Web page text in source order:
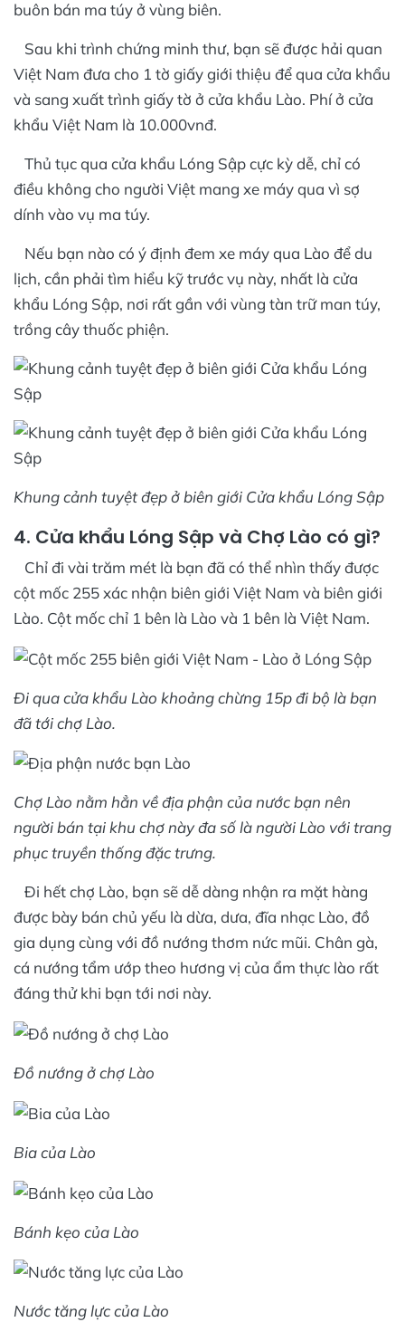
buôn bán ma túy ở vùng biên.
Sau khi trình chứng minh thư, bạn sẽ được hải quan
Việt Nam đưa cho 1 tờ giấy giới thiệu để qua cửa khẩu
và sang xuất trình giấy tờ ở cửa khẩu Lào. Phí ở cửa
khẩu Việt Nam là 10.000vnđ.
Thủ tục qua cửa khẩu Lóng Sập cực kỳ dễ, chỉ có
điều không cho người Việt mang xe máy qua vì sợ
dính vào vụ ma túy.
Nếu bạn nào có ý định đem xe máy qua Lào để du
lịch, cần phải tìm hiểu kỹ trước vụ này, nhất là cửa
khẩu Lóng Sập, nơi rất gần với vùng tàn trữ man túy,
trồng cây thuốc phiện.
Khung cảnh tuyệt đẹp ở biên giới Cửa khẩu Lóng Sập
4. Cửa khẩu Lóng Sập và Chợ Lào có gì?
Chỉ đi vài trăm mét là bạn đã có thể nhìn thấy được
cột mốc 255 xác nhận biên giới Việt Nam và biên giới
Lào. Cột mốc chỉ 1 bên là Lào và 1 bên là Việt Nam.
Đi qua cửa khẩu Lào khoảng chừng 15p đi bộ là bạn
đã tới chợ Lào.
Chợ Lào nằm hẳn về địa phận của nước bạn nên
người bán tại khu chợ này đa số là người Lào với trang
phục truyền thống đặc trưng.
Đi hết chợ Lào, bạn sẽ dễ dàng nhận ra mặt hàng
được bày bán chủ yếu là dừa, dưa, đĩa nhạc Lào, đồ
gia dụng cùng với đồ nướng thơm nức mũi. Chân gà,
cá nướng tẩm ướp theo hương vị của ẩm thực lào rất
đáng thử khi bạn tới nơi này.
Đồ nướng ở chợ Lào
Bia của Lào
Bánh kẹo của Lào
Nước tăng lực của Lào